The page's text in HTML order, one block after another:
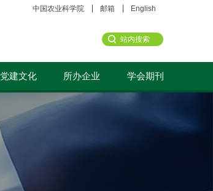
中国农业科学院 邮箱 English
党建文化 所办企业 学会期刊